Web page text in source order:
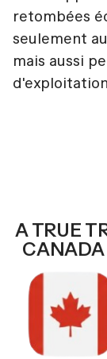
retombées
seulement
mais aussi
A TRUE
CANADA